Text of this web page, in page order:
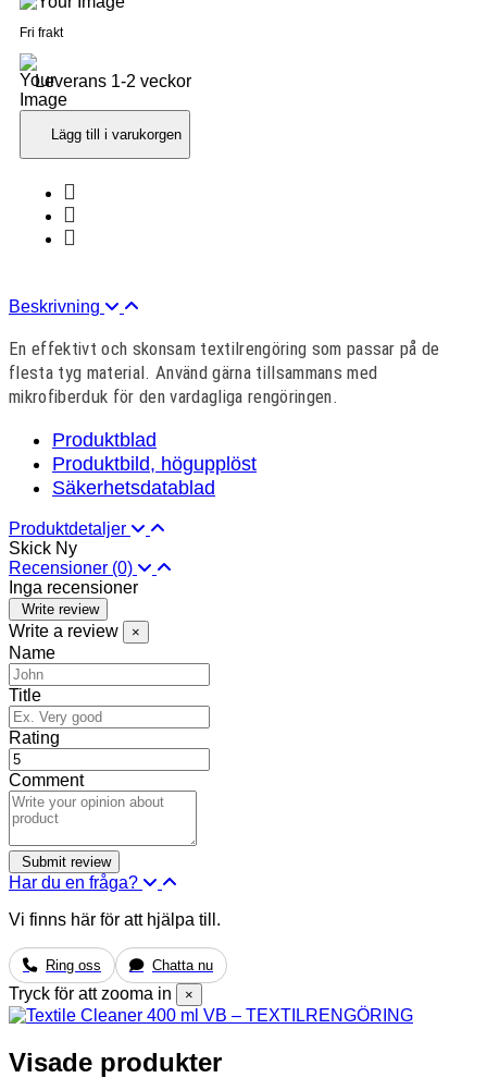
Fri frakt
Leverans 1-2 veckor
Lägg till i varukorgen
Beskrivning
En effektivt och skonsam textilrengöring som passar på de
flesta tyg material. Använd gärna tillsammans med
mikrofiberduk för den vardagliga rengöringen.
Produktblad
Produktbild, högupplöst
Säkerhetsdatablad
Produktdetaljer
Skick Ny
Recensioner (0)
Inga recensioner
Write review
Write a review ×
Name
Title
Rating
Comment
Har du en fråga?
Vi finns här för att hjälpa till.
Ring oss Chatta nu
Tryck för att zooma in ×
Visade produkter